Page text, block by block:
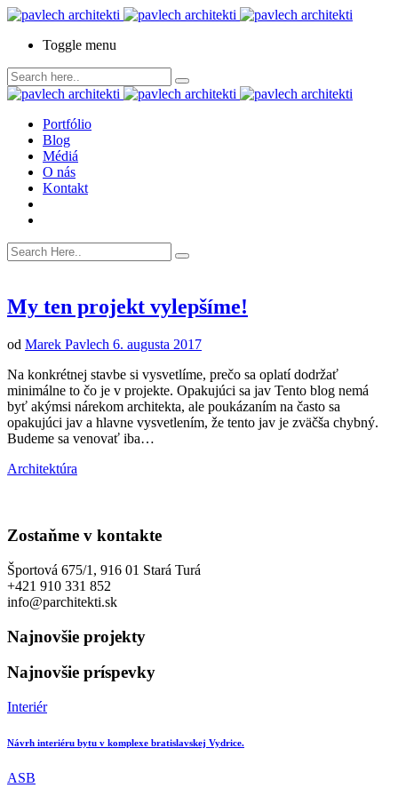
Toggle menu
Portfólio
Blog
Médiá
O nás
Kontakt
My ten projekt vylepšíme!
od Marek Pavlech 6. augusta 2017
Na konkrétnej stavbe si vysvetlíme, prečo sa oplatí dodržať
minimálne to čo je v projekte. Opakujúci sa jav Tento blog nemá
byť akýmsi nárekom architekta, ale poukázaním na často sa
opakujúci jav a hlavne vysvetlením, že tento jav je zväčša chybný.
Budeme sa venovať iba…
Architektúra
Zostaňme v kontakte
Športová 675/1, 916 01 Stará Turá
+421 910 331 852
info@parchitekti.sk
Najnovšie projekty
Najnovšie príspevky
Interiér
Návrh interiéru bytu v komplexe bratislavskej Vydrice.
ASB